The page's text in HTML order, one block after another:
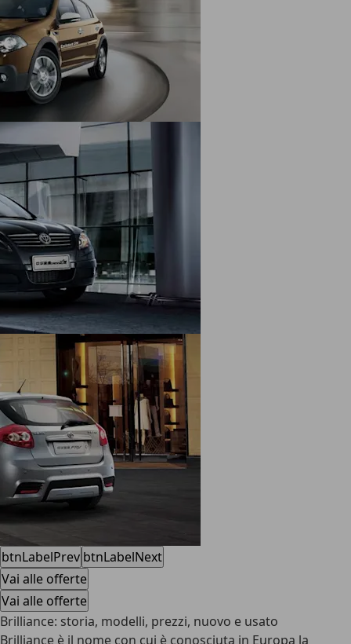
btnLabelPrev btnLabelNext
Vai alle offerte
Vai alle offerte
Brilliance: storia, modelli, prezzi, nuovo e usato
Brilliance è il nome con cui è conosciuta in Europa la